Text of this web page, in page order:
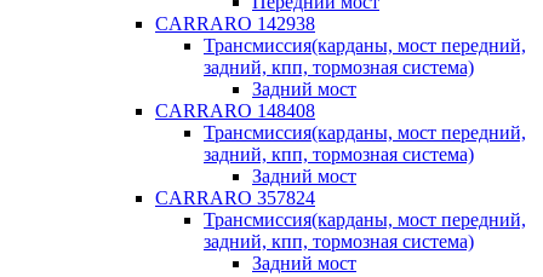
CARRARO 142938
Трансмиссия(карданы, мост передний,
задний, кпп, тормозная система)
Задний мост
CARRARO 148408
Трансмиссия(карданы, мост передний,
задний, кпп, тормозная система)
Задний мост
CARRARO 357824
Трансмиссия(карданы, мост передний,
задний, кпп, тормозная система)
Задний мост